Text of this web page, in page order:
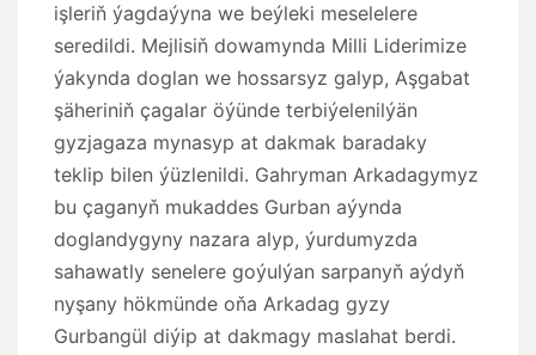
işleriň ýagdaýyna we beýleki meselelere
seredildi. Mejlisiň dowamynda Milli Liderimize
ýakynda doglan we hossarsyz galyp, Aşgabat
şäheriniň çagalar öýünde terbiýelenilýän
gyzjagaza mynasyp at dakmak baradaky
teklip bilen ýüzlenildi. Gahryman Arkadagymyz
bu çaganyň mukaddes Gurban aýynda
doglandygyny nazara alyp, ýurdumyzda
sahawatly senelere goýulýan sarpanyň aýdyň
nyşany hökmünde oňa Arkadag gyzy
Gurbangül diýip at dakmagy maslahat berdi.